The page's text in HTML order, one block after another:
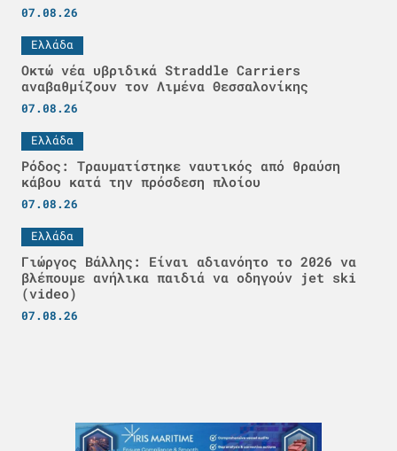
07.08.26
Ελλάδα
Οκτώ νέα υβριδικά Straddle Carriers
αναβαθμίζουν τον Λιμένα Θεσσαλονίκης
07.08.26
Ελλάδα
Ρόδος: Τραυματίστηκε ναυτικός από θραύση
κάβου κατά την πρόσδεση πλοίου
07.08.26
Ελλάδα
Γιώργος Βάλλης: Είναι αδιανόητο το 2026 να
βλέπουμε ανήλικα παιδιά να οδηγούν jet ski
(video)
07.08.26